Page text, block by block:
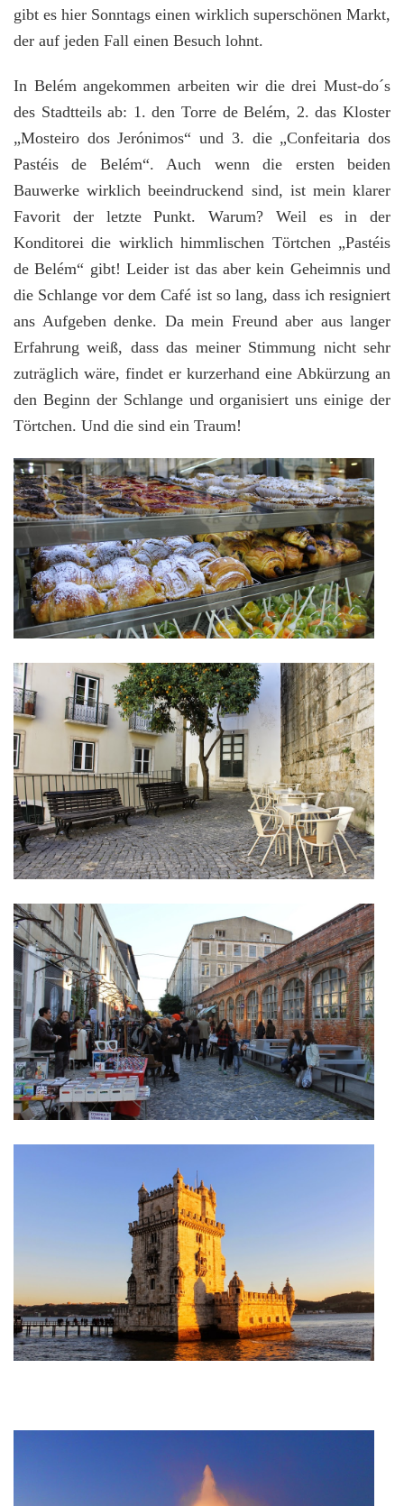
gibt es hier Sonntags einen wirklich superschönen Markt,
der auf jeden Fall einen Besuch lohnt.
In Belém angekommen arbeiten wir die drei Must-do´s
des Stadtteils ab: 1. den Torre de Belém, 2. das Kloster
„Mosteiro dos Jerónimos“ und 3. die „Confeitaria dos
Pastéis de Belém“. Auch wenn die ersten beiden
Bauwerke wirklich beeindruckend sind, ist mein klarer
Favorit der letzte Punkt. Warum? Weil es in der
Konditorei die wirklich himmlischen Törtchen „Pastéis
de Belém“ gibt! Leider ist das aber kein Geheimnis und
die Schlange vor dem Café ist so lang, dass ich resigniert
ans Aufgeben denke. Da mein Freund aber aus langer
Erfahrung weiß, dass das meiner Stimmung nicht sehr
zuträglich wäre, findet er kurzerhand eine Abkürzung an
den Beginn der Schlange und organisiert uns einige der
Törtchen. Und die sind ein Traum!